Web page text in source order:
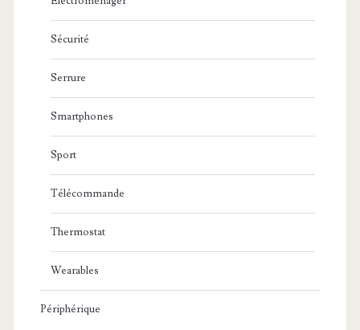
Sécurité
Serrure
Smartphones
Sport
Télécommande
Thermostat
Wearables
Périphérique